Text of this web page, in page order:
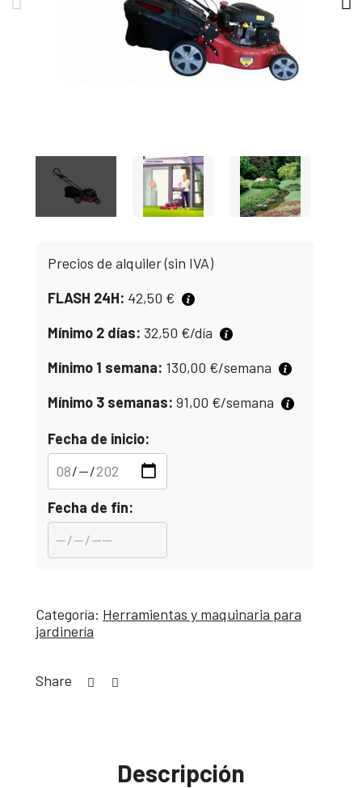
Precios de alquiler (sin IVA)
FLASH 24H: 42,50 €
Mínimo 2 días: 32,50 €/día
Mínimo 1 semana: 130,00 €/semana
Mínimo 3 semanas: 91,00 €/semana
Fecha de inicio:
Fecha de fin:
Categoría: Herramientas y maquinaria para
jardinería
Share
Descripción